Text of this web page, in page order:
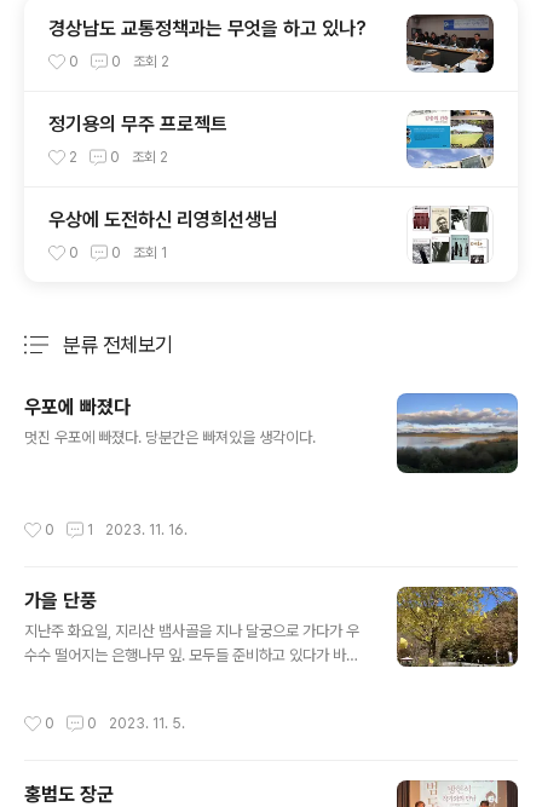
경상남도 교통정책과는 무엇을 하고 있나?
0 0 조회 2
정기용의 무주 프로젝트
2 0 조회 2
우상에 도전하신 리영희선생님
0 0 조회 1
분류 전체보기
우포에 빠졌다
멋진 우포에 빠졌다. 당분간은 빠져있을 생각이다.
0 1 2023. 11. 16.
가을 단풍
지난주 화요일, 지리산 뱀사골을 지나 달궁으로 가다가 우
수수 떨어지는 은행나무 잎. 모두들 준비하고 있다가 바람
0 0 2023. 11. 5.
홍범도 장군